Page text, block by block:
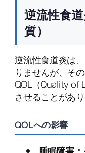
逆流性食
質）
逆流性食道炎は
りませんが、そ
QOL（Quality of
させることがあり
QOLへの影響
睡眠障害：